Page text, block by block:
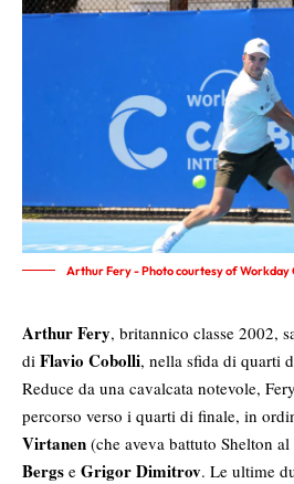
Arthur Fery - Photo courtesy of
Arthur Fery, britannico classe 2002,
di Flavio Cobolli, nella sfida di quarti
Reduce da una cavalcata notevole,
percorso verso i quarti di finale, in
Virtanen (che aveva battuto Shelton
Bergs e Grigor Dimitrov. Le ultime